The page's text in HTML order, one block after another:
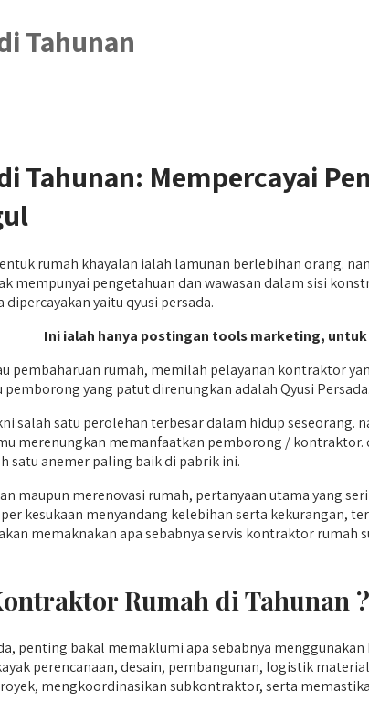
Tahunan
Tahunan: Mempercayai
rumah khayalan ialah lamunan berlebihan orang.
mempunyai pengetahuan dan wawasan dalam sisi
yaitu qyusi persada.
Ini ialah hanya postingan tools marketing,
pembaharuan rumah, memilah pelayanan kontraktor
yang patut direnungkan adalah Qyusi Persada.
salah satu perolehan terbesar dalam hidup
merenungkan memanfaatkan pemborong /
satu anemer paling baik di pabrik ini.
maupun merenovasi rumah, pertanyaan utama yang
kesukaan menyandang kelebihan serta
memaknakan apa sebabnya servis kontraktor
Rumah di Tahunan ?
penting bakal memaklumi apa sebabnya
perencanaan, desain, pembangunan, logistik
mengkoordinasikan subkontraktor, serta